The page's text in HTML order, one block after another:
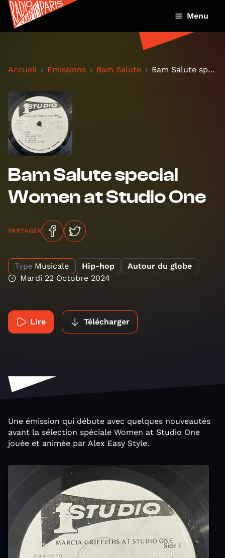
Menu
Accueil Émissions Bam Salute Bam Salute special Women at Studio One
Bam Salute special
Women at Studio One
PARTAGER
Type Musicale Hip-hop
Autour du globe
Mardi 22 Octobre 2024
Lire Télécharger
Une émission qui débute avec quelques nouveautés
avant la sélection spéciale Women at Studio One
jouée et animée par Alex Easy Style.